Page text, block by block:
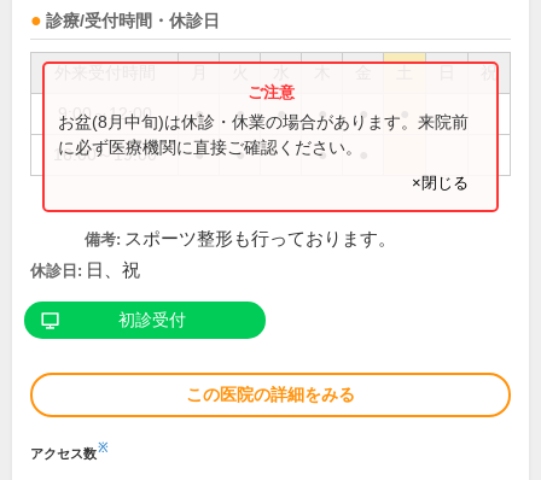
診療/受付時間・休診日
祝
9:00～12:00 ● ● ● ● ●
16:00～19:00 ● ● ●
お盆(8月中旬)は休診・休業の場合があります。来院前
に必ず医療機関に直接ご確認ください。
×閉じる
備考: スポーツ整形も行っております。
休診日: 日、祝
初診受付
この医院の詳細をみる
アクセス数※